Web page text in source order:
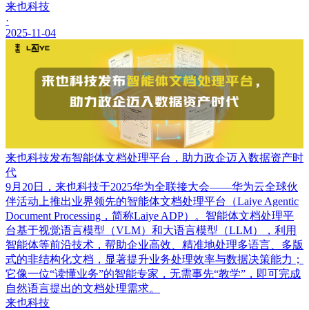
来也科技
·
2025-11-04
来也科技发布智能体文档处理平台，助力政企迈入数据资产时
代
9月20日，来也科技于2025华为全联接大会——华为云全球伙
伴活动上推出业界领先的智能体文档处理平台（Laiye Agentic
Document Processing，简称Laiye ADP）。智能体文档处理平
台基于视觉语言模型（VLM）和大语言模型（LLM），利用
智能体等前沿技术，帮助企业高效、精准地处理多语言、多版
式的非结构化文档，显著提升业务处理效率与数据决策能力；
它像一位“读懂业务”的智能专家，无需事先“教学”，即可完成
自然语言提出的文档处理需求。
来也科技